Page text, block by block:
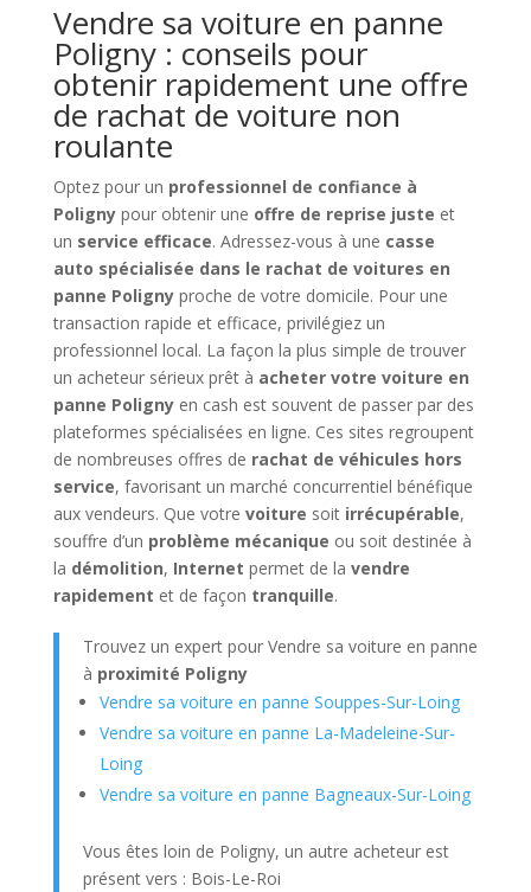
Vendre sa voiture en panne
Poligny : conseils pour
obtenir rapidement une offre
de rachat de voiture non
roulante
Optez pour un professionnel de confiance à
Polignypour obtenir une offre de reprise juste et
un service efficace. Adressez-vous à une casse
auto spécialisée dans le rachat de voitures en
panne Polignyproche de votre domicile. Pour une
transaction rapide et efficace, privilégiez un
professionnel local. La façon la plus simple de trouver
un acheteur sérieux prêt à acheter votre voiture en
panne Polignyen cash est souvent de passer par des
plateformes spécialisées en ligne. Ces sites regroupent
de nombreuses offres de rachat de véhicules hors
service, favorisant un marché concurrentiel bénéfique
aux vendeurs. Que votre voiture soit irrécupérable,
souffre d’un problème mécanique ou soit destinée à
la démolition, Internet permet de la vendre
rapidement et de façon tranquille.
Trouvez un expert pour Vendre sa voiture en panne
à proximité Poligny
Vendre sa voiture en panne Souppes-Sur-Loing
Vendre sa voiture en panne La-Madeleine-Sur-
Loing
Vendre sa voiture en panne Bagneaux-Sur-Loing
Vous êtes loin de Poligny, un autre acheteur est
présent vers : Bois-Le-Roi